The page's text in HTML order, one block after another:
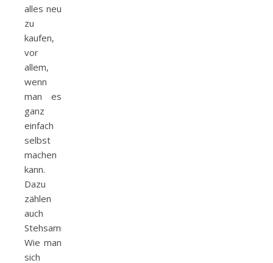
alles neu
zu
kaufen,
vor
allem,
wenn
man es
ganz
einfach
selbst
machen
kann.
Dazu
zählen
auch
Stehsammler.
Wie man
sich